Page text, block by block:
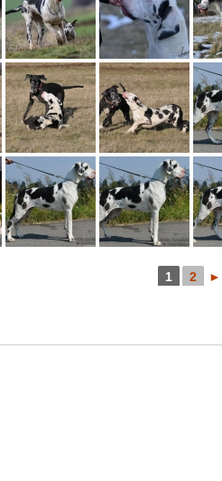
1 2 ►